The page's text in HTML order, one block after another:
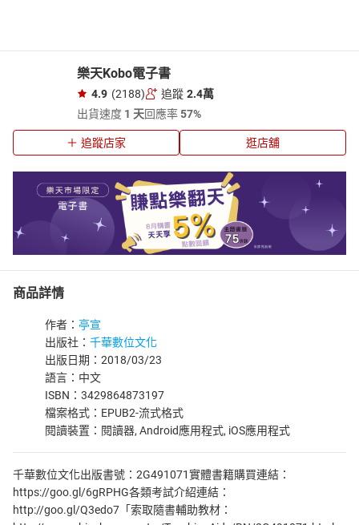
樂天Kobo電子書
4.9 (2188) 追蹤 2.4萬
出貨速度 1 天回應率57%
追蹤店家 逛店舖
商品詳情
作者： 亭宣
出版社： 千華數位文化
出版日期：2018/03/23
語言：中文
ISBN：3429864873197
檔案格式：EPUB2-流式格式
閱讀裝置：閱讀器, Android應用程式, iOS應用程式
千華數位文化出版書號：2G491071實體書籍購買連結：
https://goo.gl/6gRPHG各類考試介紹連結：
http://goo.gl/Q3edo7「索取隨書輔助教材：